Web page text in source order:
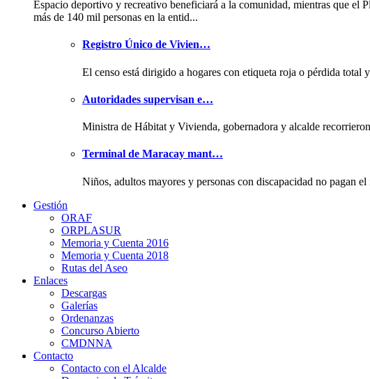
Espacio deportivo y recreativo beneficiará a la comunidad, mientras que el
más de 140 mil personas en la entid...
Registro Único de Vivien…
El censo está dirigido a hogares con etiqueta roja o pérdida total
Autoridades supervisan e…
Ministra de Hábitat y Vivienda, gobernadora y alcalde
Terminal de Maracay mant…
Niños, adultos mayores y personas con discapacidad no pagan
Gestión
ORAF
ORPLASUR
Memoria y Cuenta 2016
Memoria y Cuenta 2018
Rutas del Aseo
Enlaces
Descargas
Galerías
Ordenanzas
Concurso Abierto
CMDNNA
Contacto
Contacto con el Alcalde